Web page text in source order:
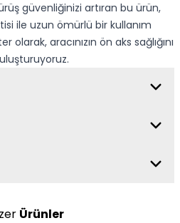
güvenliğinizi artıran bu ürün,
ile uzun ömürlü bir kullanım
aracınızın ön aks sağlığını
Ürünler